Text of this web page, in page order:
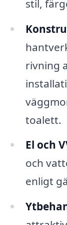
stil,
rivning
toalett.
El och
och
enligt